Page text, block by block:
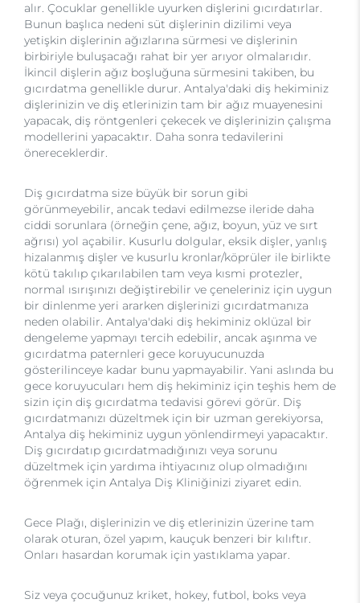
alır. Çocuklar genellikle uyurken dişlerini gıcırdatırlar.
Bunun başlıca nedeni süt dişlerinin dizilimi veya
yetişkin dişlerinin ağızlarına sürmesi ve dişlerinin
birbiriyle buluşacağı rahat bir yer arıyor olmalarıdır.
İkincil dişlerin ağız boşluğuna sürmesini takiben, bu
gıcırdatma genellikle durur. Antalya'daki diş hekiminiz
dişlerinizin ve diş etlerinizin tam bir ağız muayenesini
yapacak, diş röntgenleri çekecek ve dişlerinizin çalışma
modellerini yapacaktır. Daha sonra tedavilerini
önereceklerdir.
Diş gıcırdatma size büyük bir sorun gibi
görünmeyebilir, ancak tedavi edilmezse ileride daha
ciddi sorunlara (örneğin çene, ağız, boyun, yüz ve sırt
ağrısı) yol açabilir. Kusurlu dolgular, eksik dişler, yanlış
hizalanmış dişler ve kusurlu kronlar/köprüler ile birlikte
kötü takılıp çıkarılabilen tam veya kısmi protezler,
normal ısırışınızı değiştirebilir ve çeneleriniz için uygun
bir dinlenme yeri ararken dişlerinizi gıcırdatmanıza
neden olabilir. Antalya'daki diş hekiminiz oklüzal bir
dengeleme yapmayı tercih edebilir, ancak aşınma ve
gıcırdatma paternleri gece koruyucunuzda
gösterilinceye kadar bunu yapmayabilir. Yani aslında bu
gece koruyucuları hem diş hekiminiz için teşhis hem de
sizin için diş gıcırdatma tedavisi görevi görür. Diş
gıcırdatmanızı düzeltmek için bir uzman gerekiyorsa,
Antalya diş hekiminiz uygun yönlendirmeyi yapacaktır.
Diş gıcırdatıp gıcırdatmadığınızı veya sorunu
düzeltmek için yardıma ihtiyacınız olup olmadığını
öğrenmek için Antalya Diş Kliniğinizi ziyaret edin.
Gece Plağı, dişlerinizin ve diş etlerinizin üzerine tam
olarak oturan, özel yapım, kauçuk benzeri bir kılıftır.
Onları hasardan korumak için yastıklama yapar.
Siz veya çocuğunuz kriket, hokey, futbol, boks veya